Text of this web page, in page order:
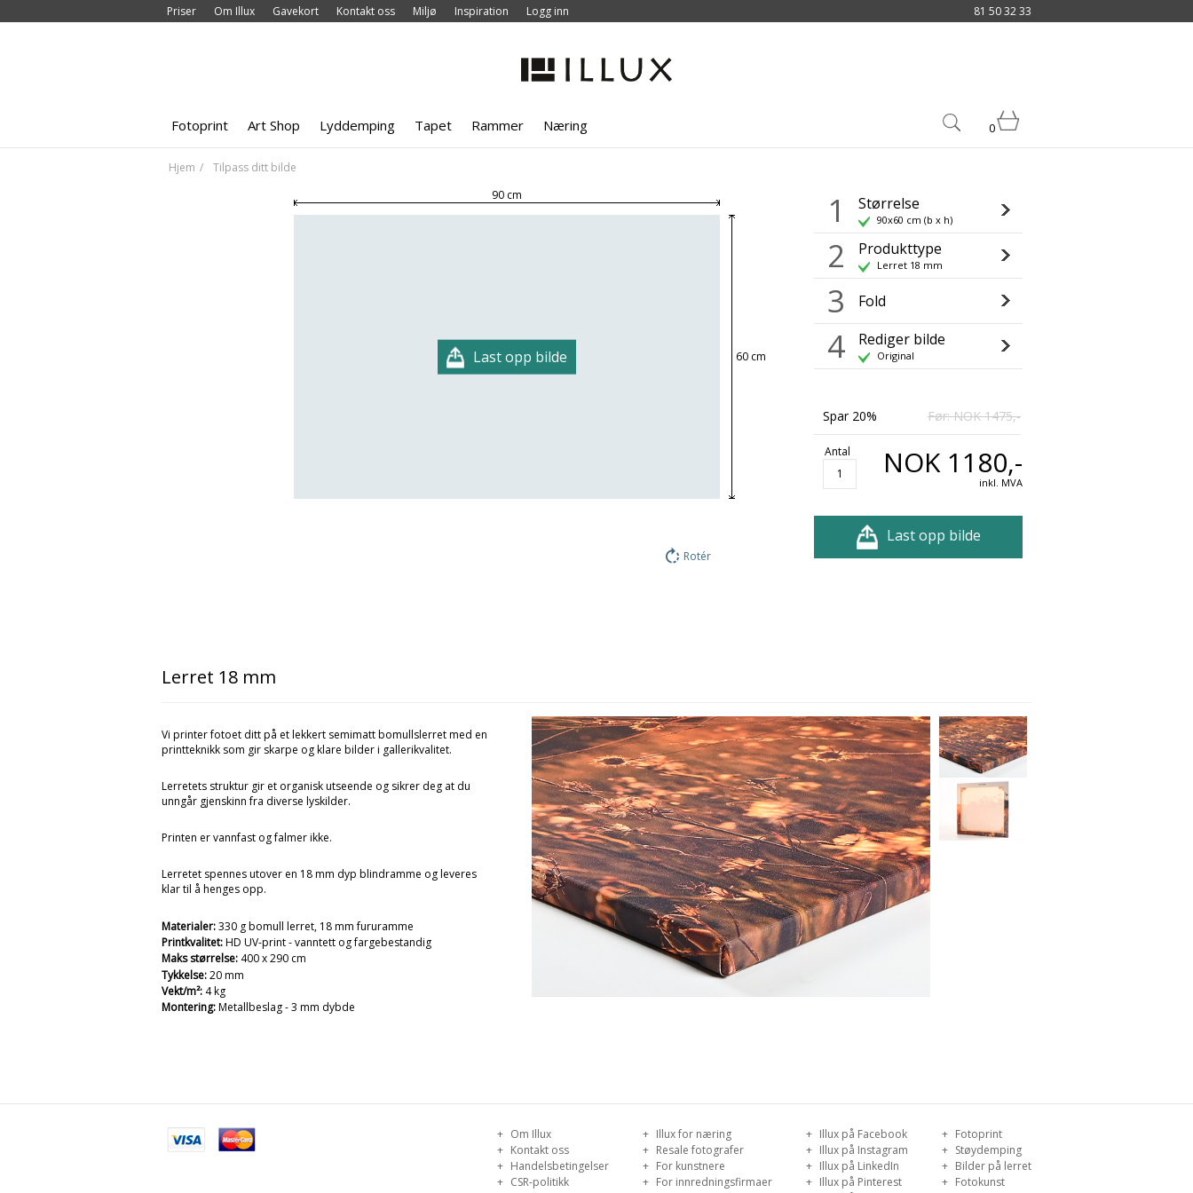
Priser Om Illux Gavekort Kontakt oss Miljø Inspiration Logg inn 81 50 32 33
Fotoprint Art Shop Lyddemping Tapet Rammer Næring 0
Hjem
Tilpass ditt bilde
90 cm
60 cm
Last opp bilde
Rotér
1 Størrelse
90x60 cm (b x h)
2 Produkttype
Lerret 18 mm
3 Fold
4 Rediger bilde
Original
Spar 20% Før: NOK 1475,-
Antal NOK 1180,-
inkl. MVA
Last opp bilde
Lerret 18 mm
Vi printer fotoet ditt på et lekkert semimatt bomullslerret med en
printteknikk som gir skarpe og klare bilder i gallerikvalitet.
Lerretets struktur gir et organisk utseende og sikrer deg at du
unngår gjenskinn fra diverse lyskilder.
Printen er vannfast og falmer ikke.
Lerretet spennes utover en 18 mm dyp blindramme og leveres
klar til å henges opp.
Materialer:330 g bomull lerret, 18 mm fururamme
Printkvalitet:HD UV-print - vanntett og fargebestandig
Maks størrelse: 400 x 290 cm
Tykkelse:20 mm
Vekt/m²: 4 kg
Montering:Metallbeslag - 3 mm dybde
Om Illux
Kontakt oss
Handelsbetingelser
CSR-politikk
Illux for næring
Resale fotografer
For kunstnere
For innredningsfirmaer
Illux på Facebook
Illux på Instagram
Illux på LinkedIn
Illux på Pinterest
Fotoprint
Støydemping
Bilder på lerret
Fotokunst